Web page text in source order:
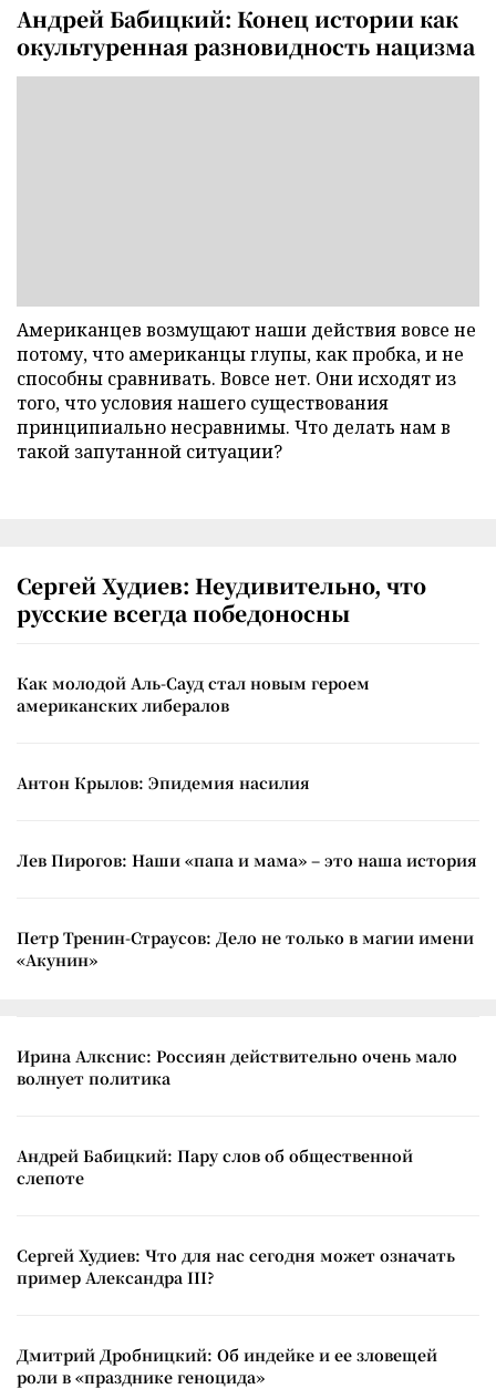
Андрей Бабицкий: Конец истории как
окультуренная разновидность нацизма
Американцев возмущают наши действия вовсе не
потому, что американцы глупы, как пробка, и не
способны сравнивать. Вовсе нет. Они исходят из
того, что условия нашего существования
принципиально несравнимы. Что делать нам в
такой запутанной ситуации?
Сергей Худиев: Неудивительно, что
русские всегда победоносны
Как молодой Аль-Сауд стал новым героем
американских либералов
Антон Крылов: Эпидемия насилия
Лев Пирогов: Наши «папа и мама» – это наша история
Петр Тренин-Страусов: Дело не только в магии имени
«Акунин»
Ирина Алкснис: Россиян действительно очень мало
волнует политика
Андрей Бабицкий: Пару слов об общественной
слепоте
Сергей Худиев: Что для нас сегодня может означать
пример Александра III?
Дмитрий Дробницкий: Об индейке и ее зловещей
роли в «празднике геноцида»